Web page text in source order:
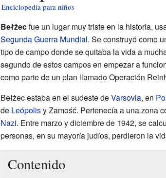
Enciclopedia para niños
Bełżecfue un lugar muy triste en la historia,
Segunda Guerra Mundial. Se construyó como
tipo de campo donde se quitaba la vida a
segundo de estos campos en empezar a
como parte de un plan llamado Operación
Bełżec estaba en el sudeste deVarsovia, en
de Leópolisy Zamość. Pertenecía a una zona
Nazi. Entre marzo y diciembre de 1942, se
personas, en su mayoría judíos, perdieron la
Contenido